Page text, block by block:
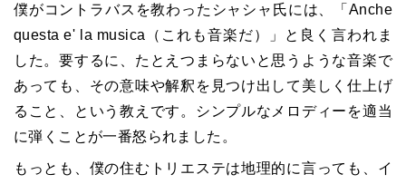
僕がコントラバスを教わったシャシャ氏には、「Anche
questa e' la musica（これも音楽だ）」と良く言われま
した。要するに、たとえつまらないと思うような音楽で
あっても、その意味や解釈を見つけ出して美しく仕上げ
ること、という教えです。シンプルなメロディーを適当
に弾くことが一番怒られました。
もっとも、僕の住むトリエステは地理的に言っても、イ